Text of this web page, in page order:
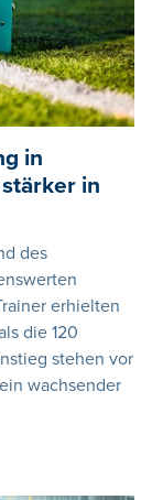
in
in
des
erhielten
die 120
stehen vor
wachsender